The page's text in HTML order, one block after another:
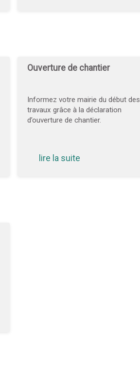
Ouverture de chantier
Informez votre mairie du début des
travaux grâce à la déclaration
d’ouverture de chantier.
lire la suite